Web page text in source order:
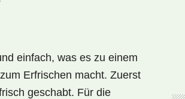
einfach, was es zu einem
Erfrischen macht. Zuerst
geschabt. Für die